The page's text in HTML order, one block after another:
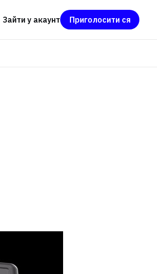
Зайти у акаунт Приголосити ся